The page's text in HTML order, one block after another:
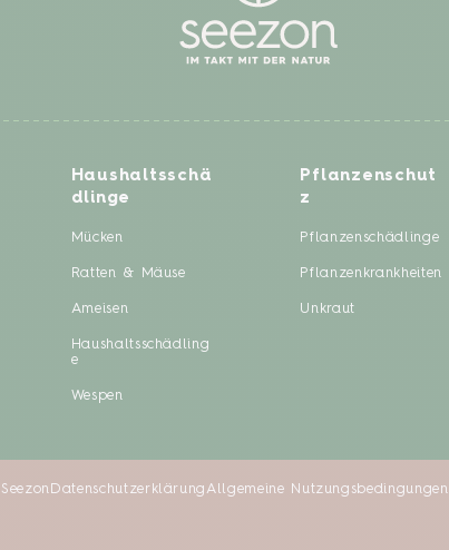
Haushaltsschä
dlinge
Mücken
Ratten & Mäuse
Ameisen
Haushaltsschädling
e
Wespen
Pflanzenschut
z
Pflanzenschädlinge
Pflanzenkrankheiten
Unkraut
Datenschutzerklärung Allgemeine Nutzungsbedingungen